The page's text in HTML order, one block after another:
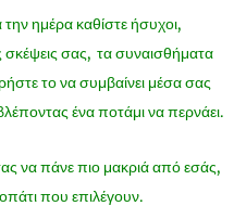
ημέρα καθίστε ήσυχοι,
σκέψεις σας, τα συναισθήματα
το να συμβαίνει μέσα σας
ένα ποτάμι να περνάει.
να πάνε πιο μακριά από εσάς,
που επιλέγουν.